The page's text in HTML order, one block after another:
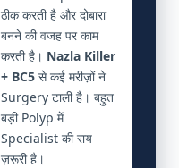
ठीक करती है और दोबारा
बनने की वजह पर काम
करती है। Nazla Killer
+ BC5 से कई मरीज़ों ने
Surgery टाली है। बहुत
बड़ी Polyp में
Specialist की राय
ज़रूरी है।